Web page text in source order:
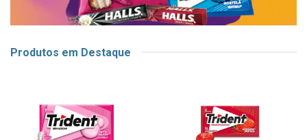
Produtos em Destaque